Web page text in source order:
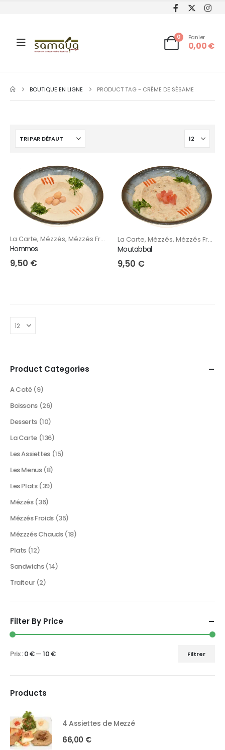
0 Panier
0,00€
BOUTIQUE EN LIGNE PRODUCT TAG - CRÈME DE SÉSAME
La Carte, Mézzés, Mézzés Froids
Hommos
9,50 €
La Carte, Mézzés, Mézzés Froids
Moutabbal
9,50 €
Product Categories
A Coté (9)
Boissons (26)
Desserts (10)
La Carte (136)
Les Assiettes (15)
Les Menus (8)
Les Plats (39)
Mézzés (36)
Mézzés Froids (35)
Mézzzés Chauds (18)
Plats (12)
Sandwichs (14)
Traiteur (2)
Filter By Price
Filtrer
Prix :0 €—10 €
Products
4 Assiettes de Mezzé
66,00 €